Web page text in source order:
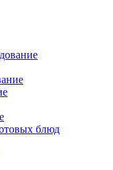
блюд